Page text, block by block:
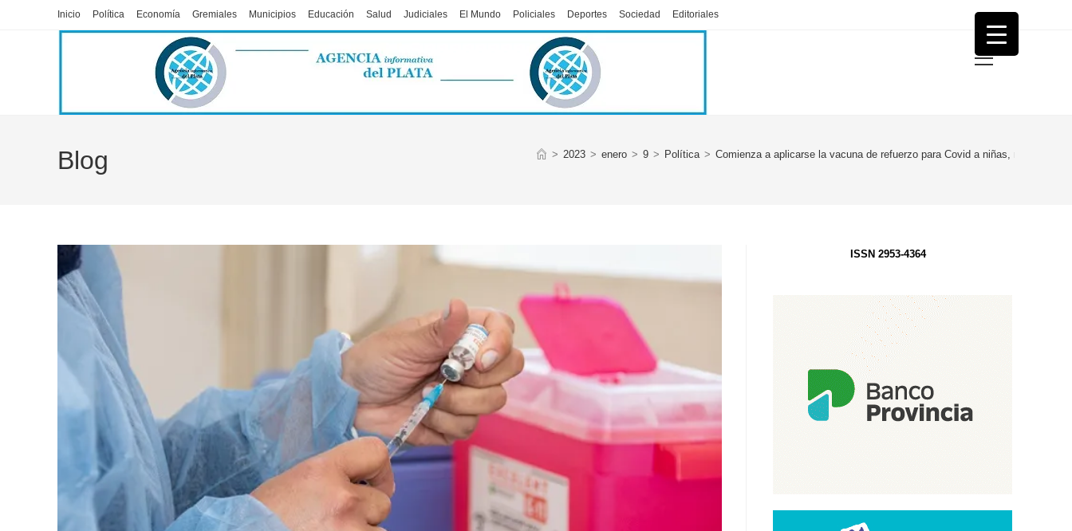
Inicio Política Economía Gremiales Municipios Educación Salud Judiciales El Mundo Policiales Deportes Sociedad Editoriales
Menú
Blog > 2023 > enero > 9 > Política > Comienza a aplicarse la vacuna de refuerzo para Covid a niñas, niños y
ISSN 2953-4364